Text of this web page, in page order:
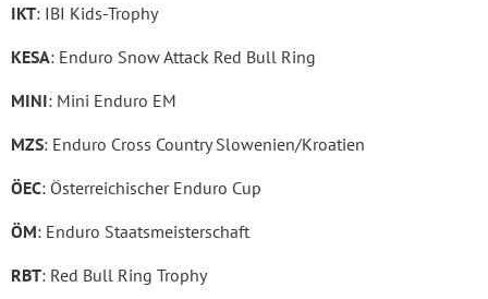
IKT: IBI Kids-Trophy
KESA: Enduro Snow Attack Red Bull Ring
MINI: Mini Enduro EM
MZS: Enduro Cross Country Slowenien/Kroatien
ÖEC: Österreichischer Enduro Cup
ÖM: Enduro Staatsmeisterschaft
RBT: Red Bull Ring Trophy